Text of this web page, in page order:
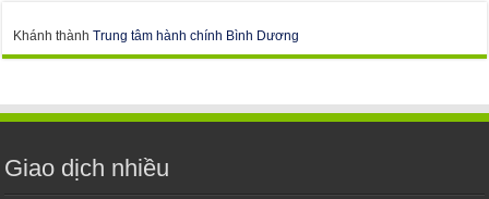
Khánh thànhTrung tâm hành chính Bình Dương
Giao dịch nhiều